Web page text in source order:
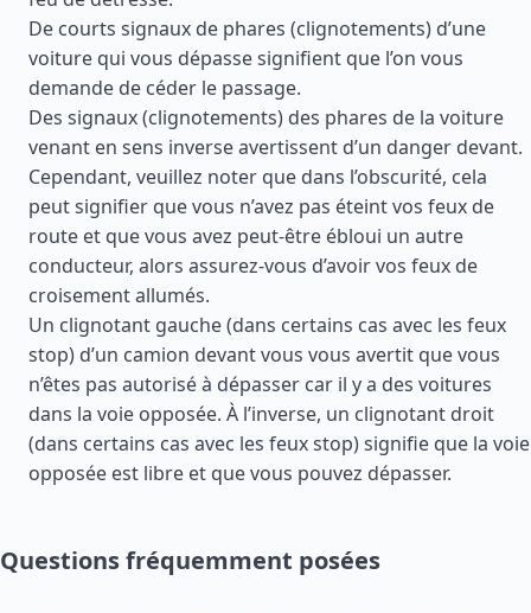
De courts signaux de phares (clignotements) d’une
voiture qui vous dépasse signifient que l’on vous
demande de céder le passage.
Des signaux (clignotements) des phares de la voiture
venant en sens inverse avertissent d’un danger devant.
Cependant, veuillez noter que dans l’obscurité, cela
peut signifier que vous n’avez pas éteint vos feux de
route et que vous avez peut-être ébloui un autre
conducteur, alors assurez-vous d’avoir vos feux de
croisement allumés.
Un clignotant gauche (dans certains cas avec les feux
stop) d’un camion devant vous vous avertit que vous
n’êtes pas autorisé à dépasser car il y a des voitures
dans la voie opposée. À l’inverse, un clignotant droit
(dans certains cas avec les feux stop) signifie que la voie
opposée est libre et que vous pouvez dépasser.
Questions fréquemment posées